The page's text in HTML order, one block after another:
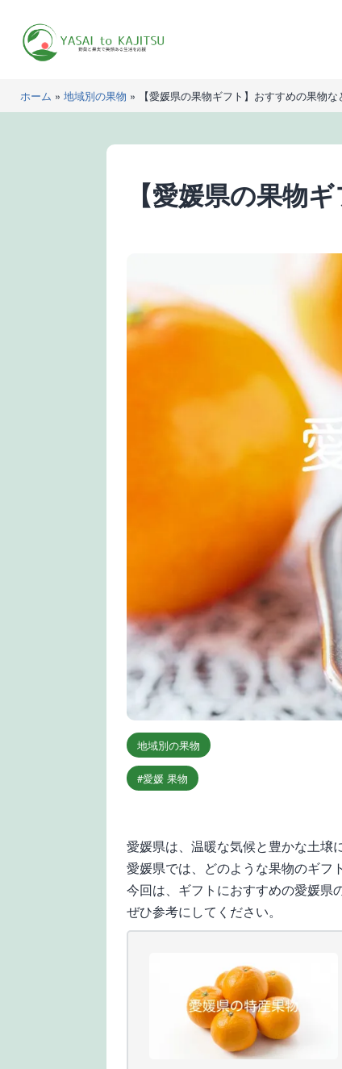
YASAI
to
ホーム » 地域別の果物 » 【愛媛県の果物ギフト】おすすめの果物
【愛媛県の果物
地域別の果物
愛媛 果物
愛媛県は、温暖な気候と豊かな土壌
愛媛県では、どのような果物のギフ
今回は、ギフトにおすすめの愛媛県
ぜひ参考にしてください。